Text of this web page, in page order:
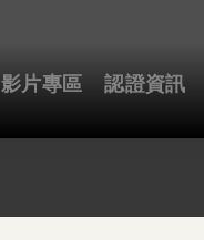
影片專區 認證資訊